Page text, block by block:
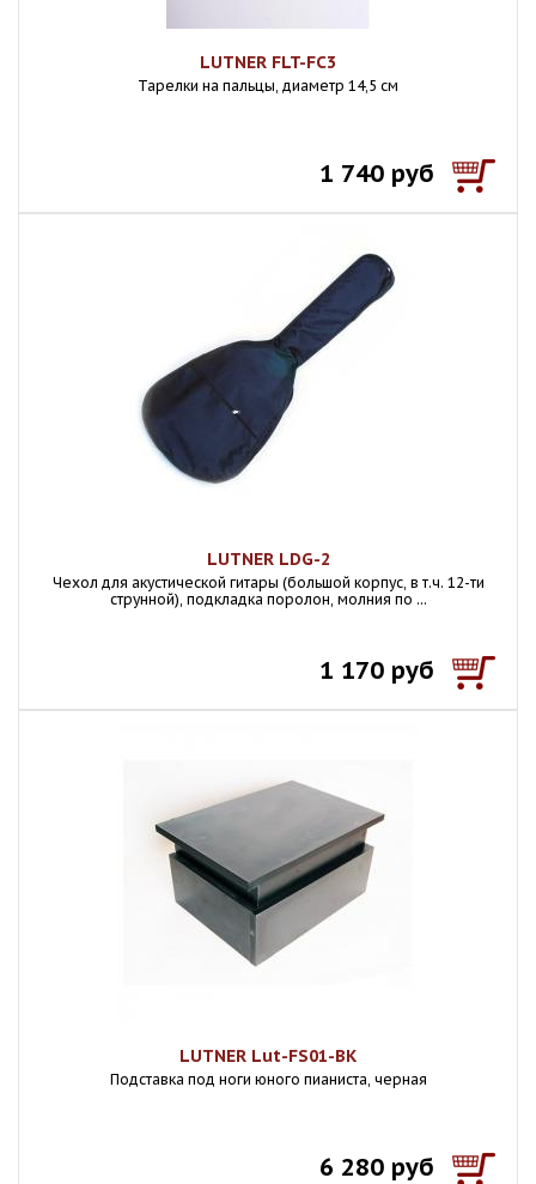
LUTNER FLT-FC3
Тарелки на пальцы, диаметр 14,5 см
1 740 руб
LUTNER LDG-2
Чехол для акустической гитары (большой корпус, в т.ч. 12-ти
струнной), подкладка поролон, молния по ...
1 170 руб
LUTNER Lut-FS01-BK
Подставка под ноги юного пианиста, черная
6 280 руб